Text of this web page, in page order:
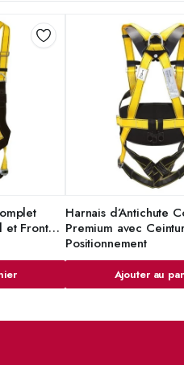
et Frontal
Harnais d’Antichute
Premium avec
Positionnement
Ajouter au